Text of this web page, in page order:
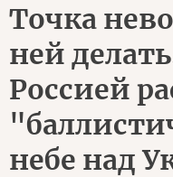
Точка
ней
Россией
небе над